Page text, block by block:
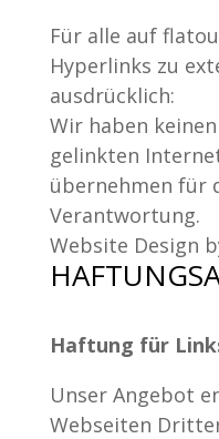
Für alle auf
Hyperlinks zu
ausdrücklich:
Wir haben
gelinkten
übernehmen für
Verantwortung.
Website Design
Haftung für
Unser Angebot
Webseiten